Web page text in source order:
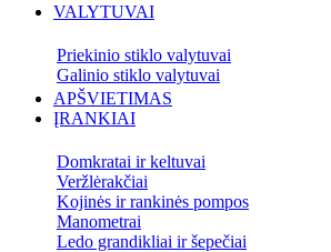
VALYTUVAI
Priekinio stiklo valytuvai
Galinio stiklo valytuvai
APŠVIETIMAS
ĮRANKIAI
Domkratai ir keltuvai
Veržlėrakčiai
Kojinės ir rankinės pompos
Manometrai
Ledo grandikliai ir šepečiai